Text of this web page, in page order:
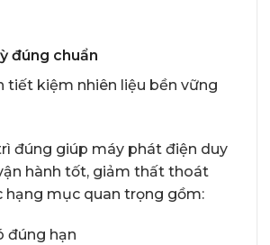
đúng chuẩn
tiết kiệm nhiên liệu bền vững
đúng giúp máy phát điện duy
hành tốt, giảm thất thoát
hạng mục quan trọng gồm:
đúng hạn